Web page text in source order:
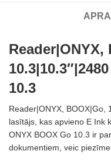
Reader|ONYX,
10.3
Reader|ONYX, BOOX|Go,
lasītājs, kas apvieno E Ink
ONYX BOOX Go 10.3 ir
dokumentiem, veic